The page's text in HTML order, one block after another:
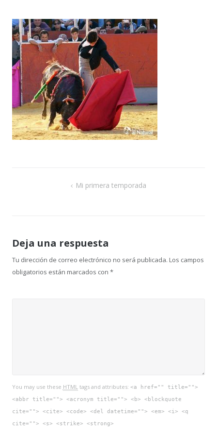
Navegación Mi primera temporada
Deja una respuesta
Tu dirección de correo electrónico no será publicada. Los campos
obligatorios están marcados con *
You may use these HTMLtags and attributes: <a href="" title="">
<abbr title=""> <acronym title=""> <b> <blockquote
cite=""> <cite> <code> <del datetime=""> <em> <i> <q
cite=""> <s> <strike> <strong>